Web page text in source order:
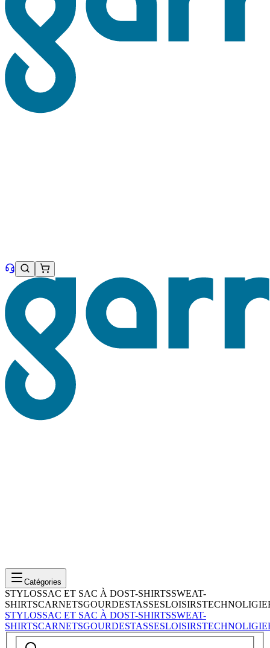
Catégories
STYLOSSAC ET SAC À DOST-SHIRTSSWEAT-
SHIRTSCARNETSGOURDESTASSESLOISIRSTECHNOLIGIE
STYLOSSAC ET SAC À DOST-SHIRTSSWEAT-
SHIRTSCARNETSGOURDESTASSESLOISIRSTECHNOLIGIE